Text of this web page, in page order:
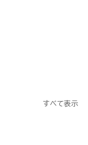
すべて表示